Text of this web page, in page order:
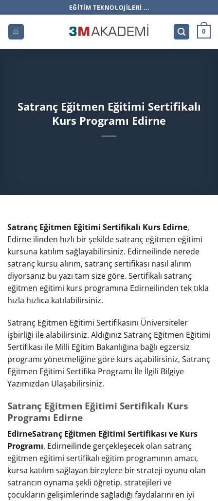
atla
EĞITIM TEKNOLOJILERI ...
0
Satranç Eğitmen Eğitimi Sertifikalı
Kurs Programı Edirne
Satranç Eğitmen Eğitimi Sertifikalı Kurs Edirne,
Edirne ilinden hızlı bir şekilde satranç eğitmen eğitimi
kursuna katılım sağlayabilirsiniz. Edirneilinde nerede
satranç kursu alırım, satranç sertifikası nasıl alırım
diyorsanız bu yazı tam size göre. Sertifikalı satranç
eğitmen eğitimi kurs programına Edirneilinden tek tıkla
hızla hızlıca katılabilirsiniz.
Satranç Eğitmen Eğitimi Sertifikasını Üniversiteler
işbirliği ile alabilirsiniz. Aldığınız Satranç Eğitmen Eğitimi
Sertifikası ile Milli Eğitim Bakanlığına bağlı egzersiz
programı yönetmeliğine göre kurs açabilirsiniz, Satranç
Eğitmen Eğitimi Sertifika Programı İle İlgili Bilgiye
Yazımızdan Ulaşabilirsiniz.
Satranç Eğitmen Eğitimi Sertifikalı Kurs
Programı Edirne
EdirneSatranç Eğitmen Eğitimi Sertifikası ve Kurs
Programı, Edirneilinde gerçekleşecek olan satranç
eğitmen eğitimi sertifikalı eğitim programının amacı,
kursa katılım sağlayan bireylere bir strateji oyunu olan
satrancın oynama şekli öğretip, stratejileri ve
çocukların gelişimlerinde sağladığı faydalarını en iyi